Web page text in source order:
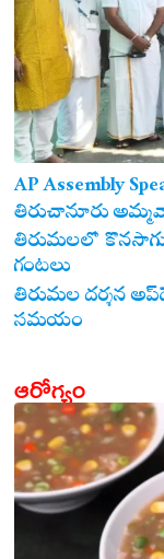
AP Assembly
తిరుచానూరు
సమేతంగా
తిరుమలలో
గంటలు
తిరుమల దర్శన
సమయం
ఆరోగ్యం